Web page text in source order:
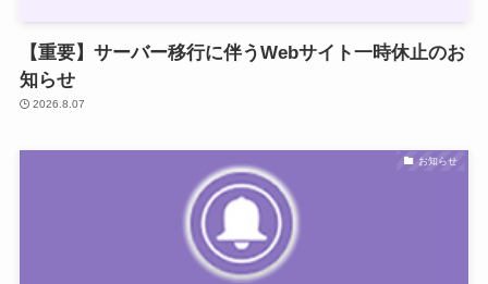
【重要】サーバー移行に伴うWebサイト一時休止のお
知らせ
2026.8.07
お知らせ